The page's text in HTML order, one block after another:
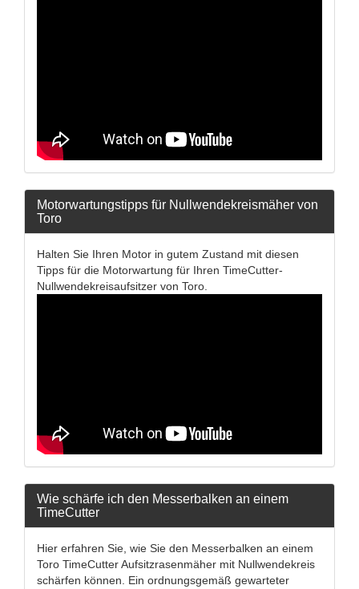
Motorwartungstipps für Nullwendekreismäher von
Toro
Halten Sie Ihren Motor in gutem Zustand mit diesen
Tipps für die Motorwartung für Ihren TimeCutter-
Nullwendekreisaufsitzer von Toro.
Wie schärfe ich den Messerbalken an einem
TimeCutter
Hier erfahren Sie, wie Sie den Messerbalken an einem
Toro TimeCutter Aufsitzrasenmäher mit Nullwendekreis
schärfen können. Ein ordnungsgemäß gewarteter